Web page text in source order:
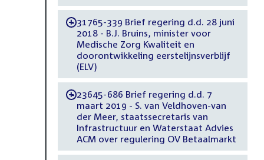
-31765-339 Brief regering d.d. 28 juni
2018 - B.J. Bruins, minister voor
Medische Zorg Kwaliteit en
doorontwikkeling eerstelijnsverblijf
(ELV)
-23645-686 Brief regering d.d. 7
maart 2019 - S. van Veldhoven-van
der Meer, staatssecretaris van
Infrastructuur en Waterstaat Advies
ACM over regulering OV Betaalmarkt